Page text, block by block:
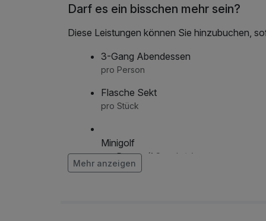
Darf es ein bisschen mehr sein?
Diese Leistungen können Sie hinzubuchen,
3-Gang Abendessen
pro Person
Flasche Sekt
pro Stück
Minigolf
pro Person (1 Stunde/n)
Mehr anzeigen